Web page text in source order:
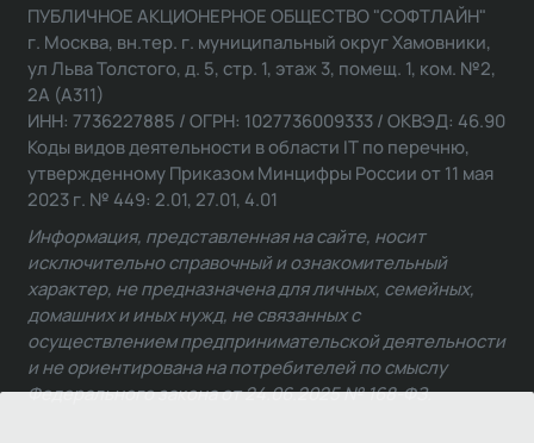
ПУБЛИЧНОЕ АКЦИОНЕРНОЕ ОБЩЕСТВО "СОФТЛАЙН"
г. Москва, вн.тер. г. муниципальный округ Хамовники,
ул Льва Толстого, д. 5, стр. 1, этаж 3, помещ. 1, ком. №2,
2А (А311)
ИНН: 7736227885 / ОГРН: 1027736009333 / ОКВЭД: 46.90
Коды видов деятельности в области IT по перечню,
утвержденному Приказом Минцифры России от 11 мая
2023 г. № 449: 2.01, 27.01, 4.01
Информация, представленная на сайте, носит
исключительно справочный и ознакомительный
характер, не предназначена для личных, семейных,
домашних и иных нужд, не связанных с
осуществлением предпринимательской деятельности
и не ориентирована на потребителей по смыслу
Федерального закона от 24.06.2025 № 168-ФЗ.